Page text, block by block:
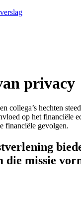
privacy
hechten
op het financiële
financiële gevolgen.
missie